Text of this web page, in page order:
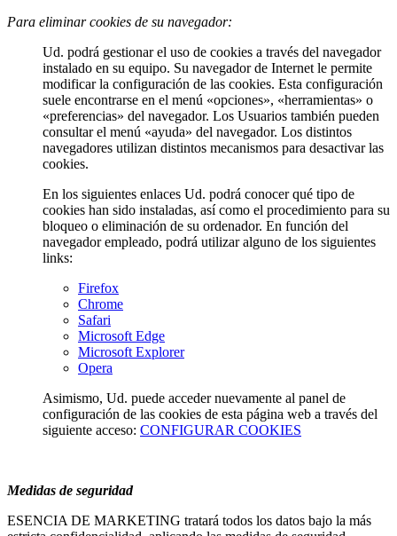
Para eliminar cookies de su navegador:
Ud. podrá gestionar el uso de cookies a través del navegador
instalado en su equipo. Su navegador de Internet le permite
modificar la configuración de las cookies. Esta configuración
suele encontrarse en el menú «opciones», «herramientas» o
«preferencias» del navegador. Los Usuarios también pueden
consultar el menú «ayuda» del navegador. Los distintos
navegadores utilizan distintos mecanismos para desactivar las
cookies.
En los siguientes enlaces Ud. podrá conocer qué tipo de
cookies han sido instaladas, así como el procedimiento para su
bloqueo o eliminación de su ordenador. En función del
navegador empleado, podrá utilizar alguno de los siguientes
links:
Firefox
Chrome
Safari
Microsoft Edge
Microsoft Explorer
Opera
Asimismo, Ud. puede acceder nuevamente al panel de
configuración de las cookies de esta página web a través del
siguiente acceso: CONFIGURAR COOKIES
Medidas de seguridad
ESENCIA DE MARKETING tratará todos los datos bajo la más